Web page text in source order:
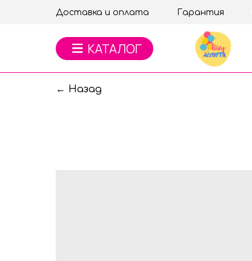
Доставка и оплата Гарантия
← Назад